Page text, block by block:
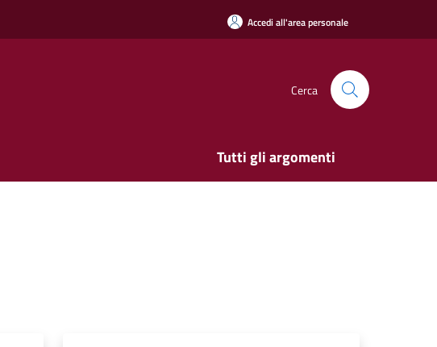
Accedi all'area personale
Cerca
Tutti gli argomenti